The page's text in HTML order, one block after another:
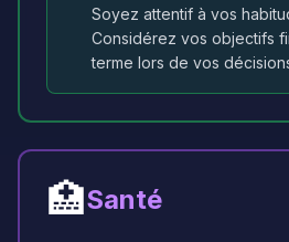
Soyez attentif à vos
Considérez vos objectifs
terme lors de vos
🏥Santé